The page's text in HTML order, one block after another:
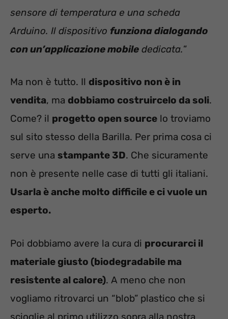
sensore di temperatura e una scheda
Arduino. Il dispositivo funziona dialogando
con un’applicazione mobile dedicata.”
Ma non è tutto. Il dispositivo non è in
vendita, ma dobbiamo costruircelo da soli.
Come? il progetto open source lo troviamo
sul sito stesso della Barilla. Per prima cosa ci
serve una stampante 3D. Che sicuramente
non è presente nelle case di tutti gli italiani.
Usarla è anche molto difficile e ci vuole un
esperto.
Poi dobbiamo avere la cura di procurarci il
materiale giusto (biodegradabile ma
resistente al calore). A meno che non
vogliamo ritrovarci un “blob” plastico che si
scioglie al primo utilizzo sopra alla nostra